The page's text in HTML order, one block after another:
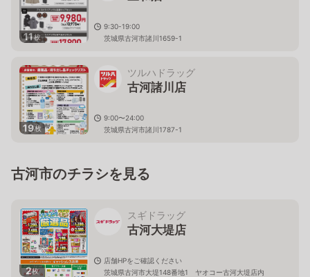
11枚
9:30-19:00
茨城県古河市諸川1659-1
19枚
ツルハドラッグ
古河諸川店
9:00〜24:00
茨城県古河市諸川1787-1
古河市のチラシを見る
2枚
スギドラッグ
古河大堤店
店舗HPをご確認ください
茨城県古河市大堤148番地1 ヤオコー古河大堤店内